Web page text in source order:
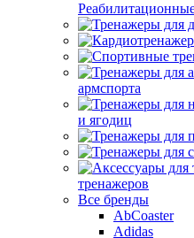
армспорта
и ягодиц
тренажеров
Все бренды
AbCoaster
Adidas